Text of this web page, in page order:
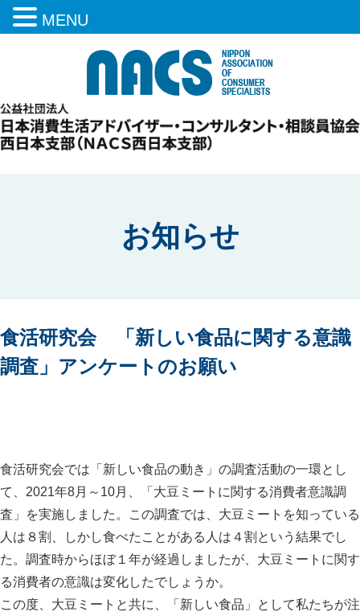
お知らせ
食活研究会 「新しい食品に関する意識
調査」アンケートのお願い
食活研究会では「新しい食品の動き」の調査活動の一環とし
て、2021年8月～10月、「大豆ミートに関する消費者意識調
査」を実施しました。この調査では、大豆ミートを知っている
人は８割、しかし食べたことがある人は４割という結果でし
た。調査時からほぼ１年が経過しましたが、大豆ミートに関す
る消費者の意識は変化したでしょうか。
この度、大豆ミートと共に、「新しい食品」として私たちが注
MENU